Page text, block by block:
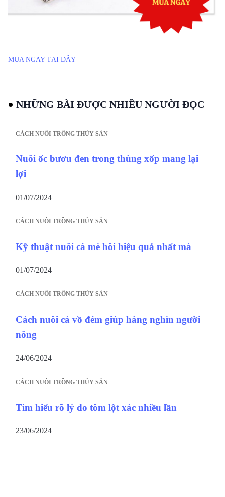
MUA NGAY TẠI ĐÂY
NHỮNG BÀI ĐƯỢC NHIỀU NGƯỜI ĐỌC
CÁCH NUÔI TRỒNG THỦY SẢN
Nuôi ốc bươu đen trong thùng xốp mang lại
lợi
01/07/2024
CÁCH NUÔI TRỒNG THỦY SẢN
Kỹ thuật nuôi cá mè hôi hiệu quả nhất mà
01/07/2024
CÁCH NUÔI TRỒNG THỦY SẢN
Cách nuôi cá vồ đém giúp hàng nghìn người
nông
24/06/2024
CÁCH NUÔI TRỒNG THỦY SẢN
Tìm hiểu rõ lý do tôm lột xác nhiều lần
23/06/2024